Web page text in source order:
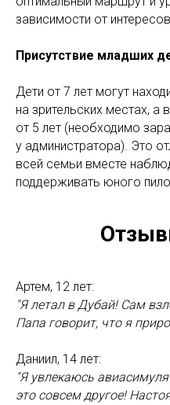
зависимости от
Присутствие младших
Дети от 7 лет могут
на зрительских местах, а
от 5 лет (необходимо
у администратора). Это
всей семьи вместе
поддерживать юного
Артем, 12 лет:
"Я летал в Дубай! Сам
Папа говорит, что я
Даниил, 14 лет:
"Я увлекаюсь
это совсем другое!